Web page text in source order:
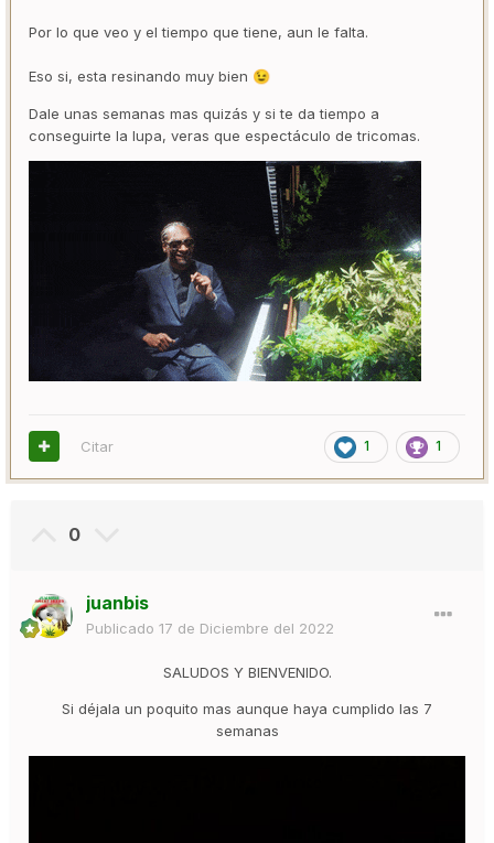
Por lo que veo y el tiempo que tiene, aun le falta.
Eso si, esta resinando muy bien 😉
Dale unas semanas mas quizás y si te da tiempo a
conseguirte la lupa, veras que espectáculo de tricomas.
1 1
Citar
0
juanbis
Publicado 17 de Diciembre del 2022
SALUDOS Y BIENVENIDO.
Si déjala un poquito mas aunque haya cumplido las 7
semanas